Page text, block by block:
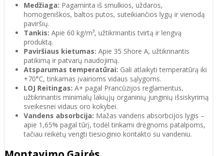
Medžiaga: Pagaminta iš smulkios, uždaros,
homogeniškos, baltos putos, suteikiančios lygų ir vienodą
paviršių.
Tankis: Apie 60 kg/m³, užtikrinantis tvirtą ir lengvą
produktą.
Paviršiaus kietumas: Apie 35 Shore A, užtikrinantis
patikimą ir patvarų naudojimą.
Atsparumas temperatūrai: Gali atlaikyti temperatūrą iki
+70°C, tinkamas įvairioms vidaus sąlygoms.
LOJ Reitingas: A+ pagal Prancūzijos reglamentus,
užtikrinantis minimalų lakiųjų organinių junginių išsiskyrimą
sveikesnei vidaus oro kokybei.
Vandens absorbcija: Mažas vandens absorbcijos lygis –
apie 1,65% pagal tūrį, todėl tinkami drėgnoms patalpoms,
tačiau reikėtų vengti tiesioginio kontakto su vandeniu.